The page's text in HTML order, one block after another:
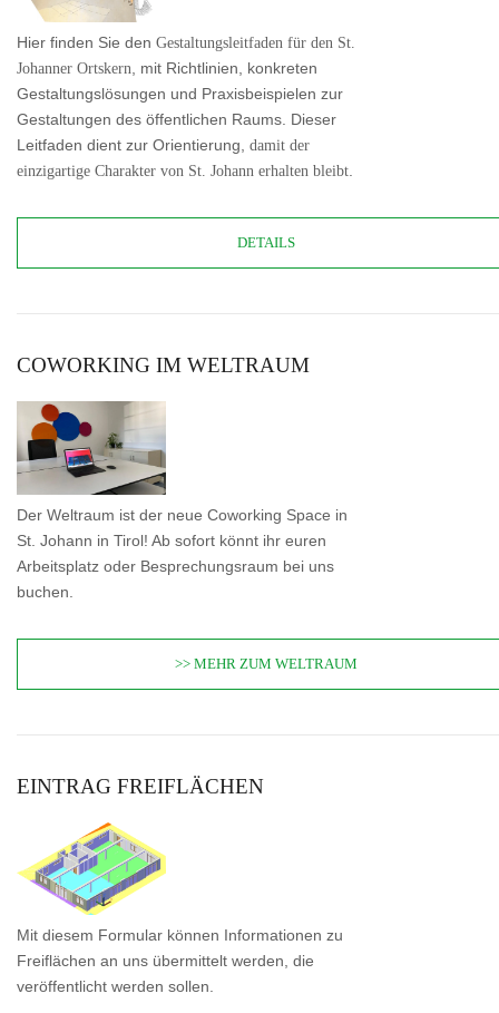
Hier finden Sie den Gestaltungsleitfaden für den St.
Johanner Ortskern, mit Richtlinien, konkreten
Gestaltungslösungen und Praxisbeispielen zur
Gestaltungen des öffentlichen Raums. Dieser
Leitfaden dient zur Orientierung, damit der
einzigartige Charakter von St. Johann erhalten bleibt.
DETAILS
COWORKING IM WELTRAUM
Der Weltraum ist der neue Coworking Space in
St. Johann in Tirol! Ab sofort könnt ihr euren
Arbeitsplatz oder Besprechungsraum bei uns
buchen.
>> MEHR ZUM WELTRAUM
EINTRAG FREIFLÄCHEN
Mit diesem Formular können Informationen zu
Freiflächen an uns übermittelt werden, die
veröffentlicht werden sollen.